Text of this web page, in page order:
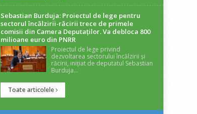
Sebastian Burduja: Proiectul de lege pentru
sectorul încălzirii-răcirii trece de primele
comisii din Camera Deputaților. Va debloca 800
milioane euro din PNRR
Proiectul de lege privind
dezvoltarea sectorului încălzirii și
răcirii, inițiat de deputatul Sebastian
Burduja...
Toate articolele